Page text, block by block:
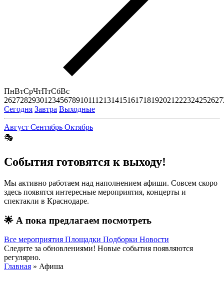
ПнВтСрЧтПтСбВс
26272829301 23456789101112131415161718192021 222324252627
Сегодня Завтра Выходные
Август Сентябрь Октябрь
🎭
События готовятся к выходу!
Мы активно работаем над наполнением афиши. Совсем скоро
здесь появятся интересные мероприятия, концерты и
спектакли в Краснодаре.
🌟 А пока предлагаем посмотреть
Все мероприятия Площадки Подборки Новости
Следите за обновлениями! Новые события появляются
регулярно.
Главная » Афиша